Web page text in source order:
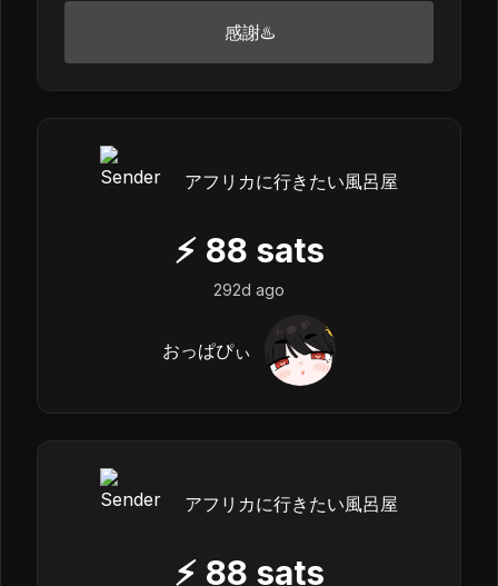
感謝♨️
アフリカに行きたい風呂屋
⚡ 88 sats
292d ago
おっぱぴぃ
アフリカに行きたい風呂屋
⚡ 88 sats